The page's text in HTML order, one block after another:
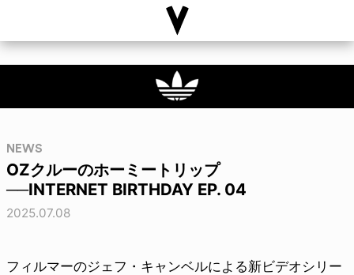
NEWS
OZクルーのホーミートリップ
──INTERNET BIRTHDAY EP. 04
2025.07.08
フィルマーのジェフ・キャンベルによる新ビデオシリー